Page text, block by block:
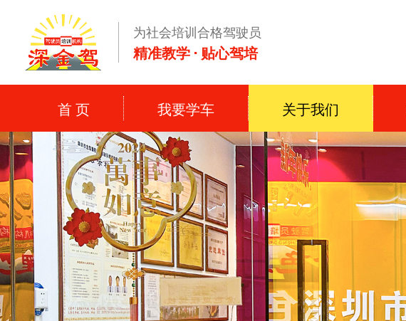
为社会培训合格驾驶员
精准教学 · 贴心驾培
首 页 我要学车 关于我们